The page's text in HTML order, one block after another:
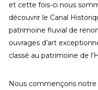
et cette fois-ci nous
découvrir le Canal
patrimoine fluvial de
ouvrages d’art
classé au patrimoine de
Nous commençons notre